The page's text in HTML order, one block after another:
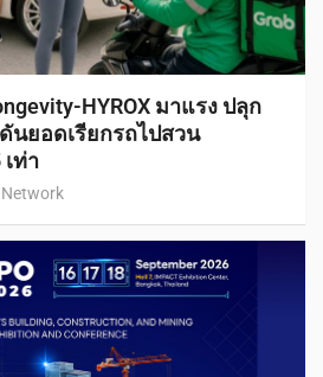
HYROX มาแรง ปลุก
นยอดเรียกรถไปสวน
ท่า
Network